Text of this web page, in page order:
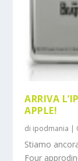
ARRIVA
APPLE!
di ipodmania |
Stiamo
Four